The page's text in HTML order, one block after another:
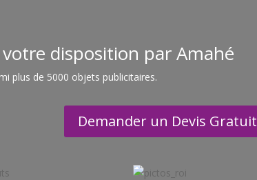
disposition par Amahé
plus de 5000 objets publicitaires.
Demander un Devis Gratuit